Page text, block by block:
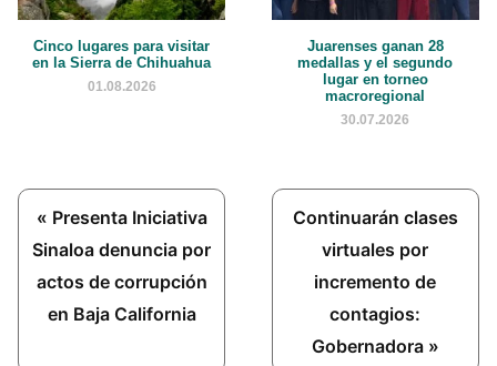
Cinco lugares para visitar
en la Sierra de Chihuahua
01.08.2026
Juarenses ganan 28
medallas y el segundo
lugar en torneo
macroregional
30.07.2026
Previous
Post:
« Presenta Iniciativa
Sinaloa denuncia por
actos de corrupción
en Baja California
Next
Post:
Continuarán clases
virtuales por
incremento de
contagios:
Gobernadora »